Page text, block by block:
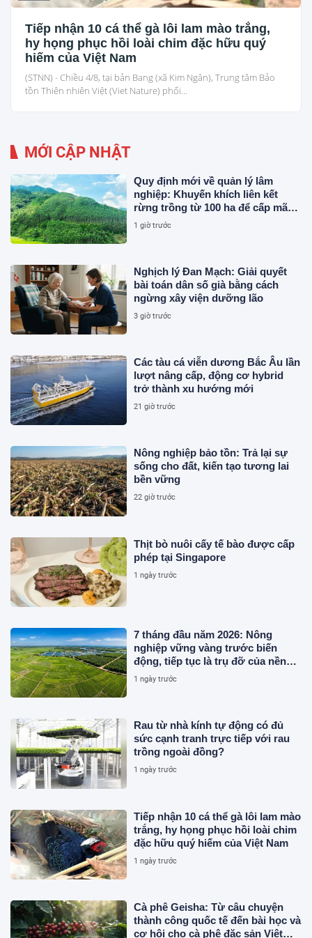
Tiếp nhận 10 cá thể gà lôi lam mào trắng,
hy họng phục hồi loài chim đặc hữu quý
hiếm của Việt Nam
(STNN) - Chiều 4/8, tại bản Bang (xã Kim Ngân), Trung tâm Bảo
tồn Thiên nhiên Việt (Viet Nature) phối...
MỚI CẬP NHẬT
Quy định mới về quản lý lâm
nghiệp: Khuyến khích liên kết
rừng trồng từ 100 ha để cấp mã
số
1 giờ trước
Nghịch lý Đan Mạch: Giải quyết
bài toán dân số già bằng cách
ngừng xây viện dưỡng lão
3 giờ trước
Các tàu cá viễn dương Bắc Âu lần
lượt nâng cấp, động cơ hybrid
trở thành xu hướng mới
21 giờ trước
Nông nghiệp bảo tồn: Trả lại sự
sống cho đất, kiến tạo tương lai
bền vững
22 giờ trước
Thịt bò nuôi cấy tế bào được cấp
phép tại Singapore
1 ngày trước
7 tháng đầu năm 2026: Nông
nghiệp vững vàng trước biến
động, tiếp tục là trụ đỡ của nền
kinh tế
1 ngày trước
Rau từ nhà kính tự động có đủ
sức cạnh tranh trực tiếp với rau
trồng ngoài đồng?
1 ngày trước
Tiếp nhận 10 cá thể gà lôi lam mào
trắng, hy họng phục hồi loài chim
đặc hữu quý hiếm của Việt Nam
1 ngày trước
Cà phê Geisha: Từ câu chuyện
thành công quốc tế đến bài học và
cơ hội cho cà phê đặc sản Việt